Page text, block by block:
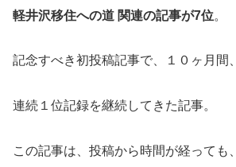
軽井沢移住への道 関連の記事が7位。
記念すべき初投稿記事で、１０ヶ月間、
連続１位記録を継続してきた記事。
この記事は、投稿から時間が経っても、